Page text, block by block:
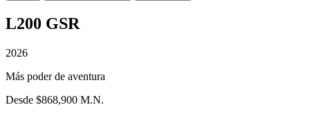
L200 GSR
2026
Más poder de aventura
Desde $868,900 M.N.